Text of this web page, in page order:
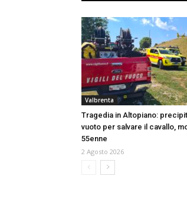
Valbrenta
Tragedia in Altopiano:
vuoto per salvare il cavallo,
55enne
2 Agosto 2026